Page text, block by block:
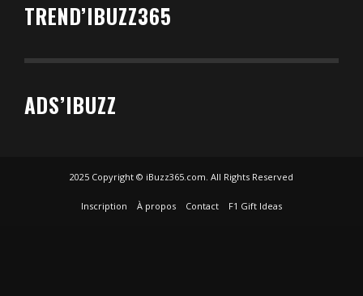
TREND’IBUZZ365
ADS’IBUZZ
2025 Copyright © iBuzz365.com. All Rights Reserved
Inscription À propos Contact F1 Gift Ideas